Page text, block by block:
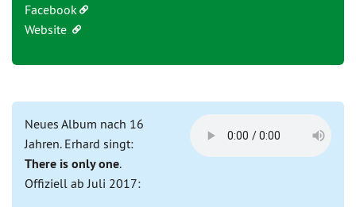
Facebook
Website
Neues Album nach 16
Jahren. Erhard singt:
There is only one.
Offiziell ab Juli 2017: